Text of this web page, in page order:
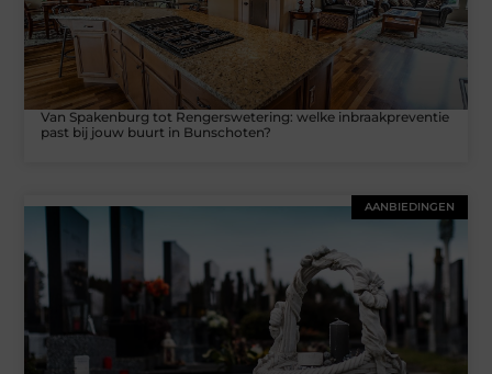
Van Spakenburg tot Rengerswetering: welke inbraakpreventie
past bij jouw buurt in Bunschoten?
AANBIEDINGEN